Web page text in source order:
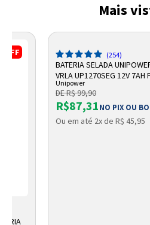
Mais
OFF (254)
BATERIA SELADA
VRLA UP1270SEG 12V 7AH
Unipower
DE R$ 99,90
R$87,31NO PIX OU
Ou em até 2x de R$ 45,95